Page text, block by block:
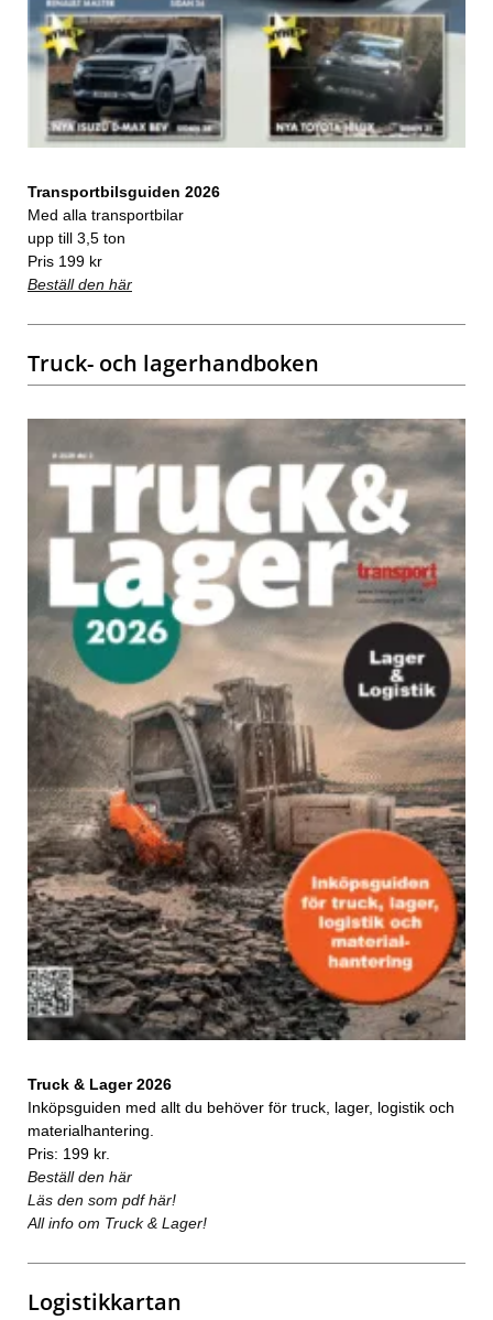
Transportbilsguiden 2026
Med alla transportbilar
upp till 3,5 ton
Pris 199 kr
Beställ den här
Truck- och lagerhandboken
Truck & Lager 2026
Inköpsguiden med allt du behöver för truck, lager, logistik och
materialhantering.
Pris: 199 kr.
Beställ den här
Läs den som pdf här!
All info om Truck & Lager!
Logistikkartan